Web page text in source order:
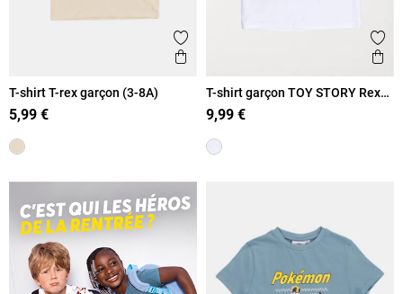
Ajouter aux favoris
Aperçu rapide
T-shirt T-rex garçon (3-8A)
5,99 €
T-shirt garçon TOY STORY Rex
(3-8A)
9,99 €